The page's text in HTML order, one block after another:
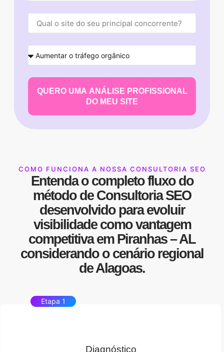
QUERO UMA ANÁLISE PROFISSIONAL
DO MEU SITE
COMO FUNCIONA A NOSSA CONSULTORIA SEO
Entenda o completo fluxo do
método de Consultoria SEO
desenvolvido para evoluir
visibilidadecomovantagem
competitivaem Piranhas – AL
considerando o cenário regional
de Alagoas.
Etapa 1
Diagnóstico